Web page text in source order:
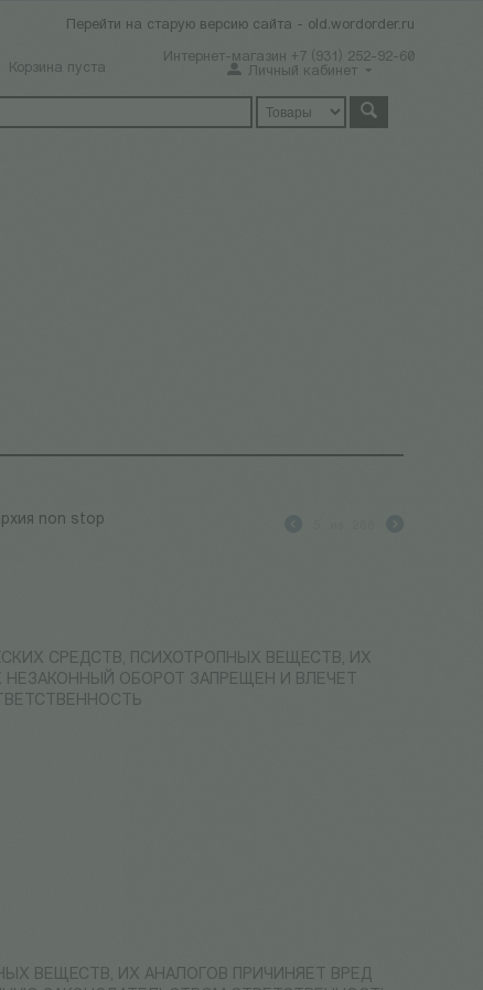
Перейти на старую версию сайта - old.wordorder.ru
Интернет-магазин +7 (931) 252-92-60
Корзина пуста Личный кабинет
non stop
СРЕДСТВ, ПСИХОТРОПНЫХ ВЕЩЕСТВ, ИХ
ОБОРОТ ЗАПРЕЩЕН И ВЛЕЧЕТ
ВЕЩЕСТВ, ИХ АНАЛОГОВ ПРИЧИНЯЕТ ВРЕД